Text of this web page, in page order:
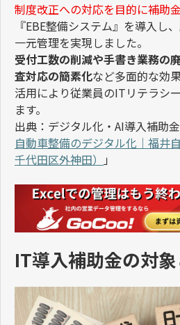
制度改正への対応を目的に補助
『EBE整備システム』を導入し
一元管理を実現しました。
受付工数の削減や手書き業務の
査対応の簡素化など多面的な効
活用により従業員のITリテラシ
ます。
出典：デジタル化・ AI導入補助金
自動車整備のデジタル化 ｜福井
千代田区外神田）
」
IT導入補助金の対